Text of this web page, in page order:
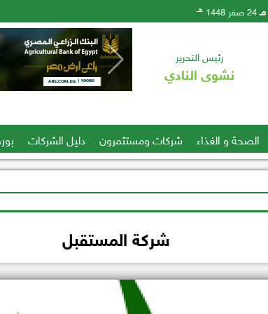
24 صفر 1448 هـ
رئيس التحرير
نشوى النادي
الصحة و الغذاء شركات ومستثمرون دليل الشركات
شركة المستقبل